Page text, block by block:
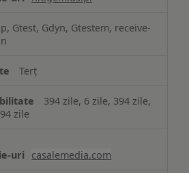
Gtest, Gdyn, Gtestem, receive-
Terț
394 zile, 6 zile, 394 zile,
zile
casalemedia.com